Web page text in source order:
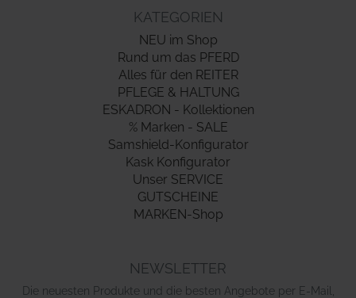
KATEGORIEN
NEU im Shop
Rund um das PFERD
Alles für den REITER
PFLEGE & HALTUNG
ESKADRON - Kollektionen
% Marken - SALE
Samshield-Konfigurator
Kask Konfigurator
Unser SERVICE
GUTSCHEINE
MARKEN-Shop
NEWSLETTER
Die neuesten Produkte und die besten Angebote per E-Mail,